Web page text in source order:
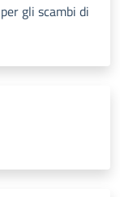
gli scambi di